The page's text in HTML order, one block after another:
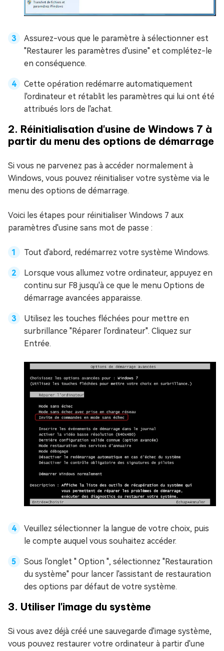
Assurez-vous que le paramètre à sélectionner est
"Restaurer les paramètres d'usine" et complétez-le
en conséquence.
Cette opération redémarre automatiquement
l'ordinateur et rétablit les paramètres qui lui ont été
attribués lors de l'achat.
2. Réinitialisation d'usine de Windows 7 à
partir du menu des options de démarrage
Si vous ne parvenez pas à accéder normalement à
Windows, vous pouvez réinitialiser votre système via le
menu des options de démarrage.
Voici les étapes pour réinitialiser Windows 7 aux
paramètres d'usine sans mot de passe :
Tout d'abord, redémarrez votre système Windows.
Lorsque vous allumez votre ordinateur, appuyez en
continu sur F8 jusqu'à ce que le menu Options de
démarrage avancées apparaisse.
Utilisez les touches fléchées pour mettre en
surbrillance "Réparer l'ordinateur". Cliquez sur
Entrée.
Veuillez sélectionner la langue de votre choix, puis
le compte auquel vous souhaitez accéder.
Sous l'onglet " Option ", sélectionnez "Restauration
du système" pour lancer l'assistant de restauration
des options par défaut de votre système.
3. Utiliser l'image du système
Si vous avez déjà créé une sauvegarde d'image système,
vous pouvez restaurer votre ordinateur à partir d'une